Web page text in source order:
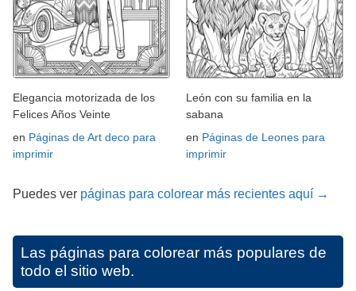
Elegancia motorizada de los
Felices Años Veinte
en Páginas de Art deco para
imprimir
León con su familia en la
sabana
en Páginas de Leones para
imprimir
Puedes ver páginas para colorear más recientes aquí →
Las páginas para colorear más populares de
todo el sitio web.